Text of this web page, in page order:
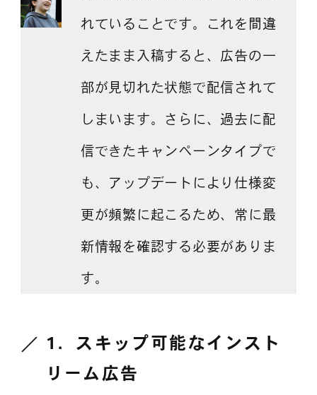
れていることです。これを間違
えたまま入稿すると、広告の一
部が見切れた状態で配信されて
しまいます。さらに、過去に配
信できたキャンペーンタイプで
も、アップデートにより仕様変
更が頻繁に起こるため、常に最
新情報を確認する必要がありま
す。
1．
スキップ可能なインスト
リーム広告